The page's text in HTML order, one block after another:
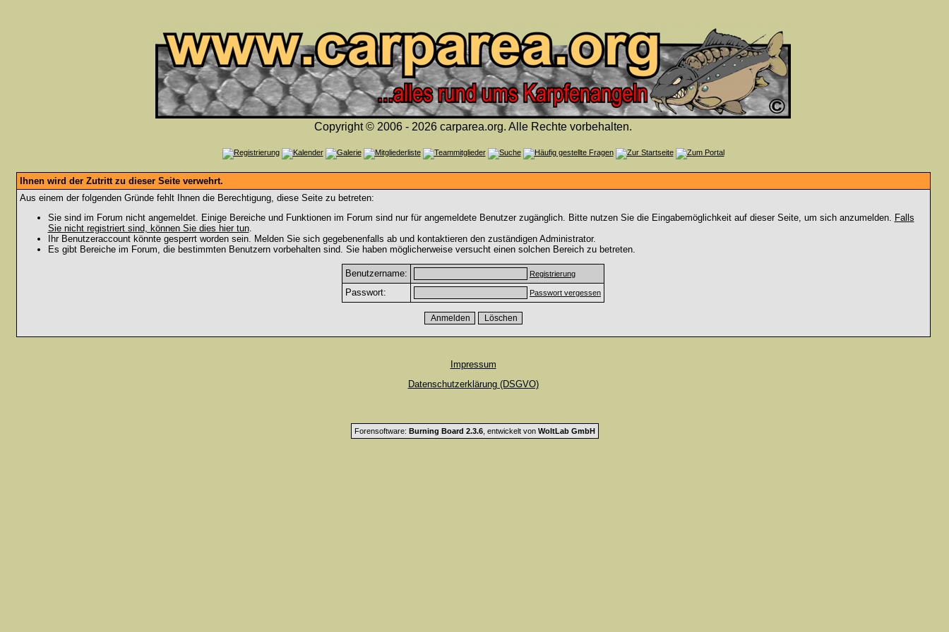
Copyright © 2006 - 2026 carparea.org. Alle Rechte vorbehalten.
Ihnen wird der Zutritt zu dieser Seite verwehrt.
Aus einem der folgenden Gründe fehlt Ihnen die Berechtigung, diese Seite zu betreten:
Sie sind im Forum nicht angemeldet. Einige Bereiche und Funktionen im Forum sind nur für angemeldete Benutzer zugänglich. Bitte nutzen Sie die Eingabemöglichkeit auf dieser Seite, um sich anzumelden. Falls
Sie nicht registriert sind, können Sie dies hier tun.
Ihr Benutzeraccount könnte gesperrt worden sein. Melden Sie sich gegebenenfalls ab und kontaktieren den zuständigen Administrator.
Es gibt Bereiche im Forum, die bestimmten Benutzern vorbehalten sind. Sie haben möglicherweise versucht einen solchen Bereich zu betreten.
Benutzername: Registrierung
Passwort: Passwort vergessen
Impressum
Datenschutzerklärung (DSGVO)
Forensoftware: Burning Board 2.3.6, entwickelt von WoltLab GmbH